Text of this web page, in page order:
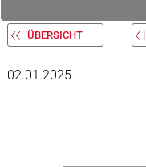
ÜBERSICHT
02.01.2025